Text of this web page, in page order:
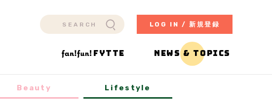
LOG IN / 新規登録
FYTTE NEWS & TOPICS
Beauty Lifestyle